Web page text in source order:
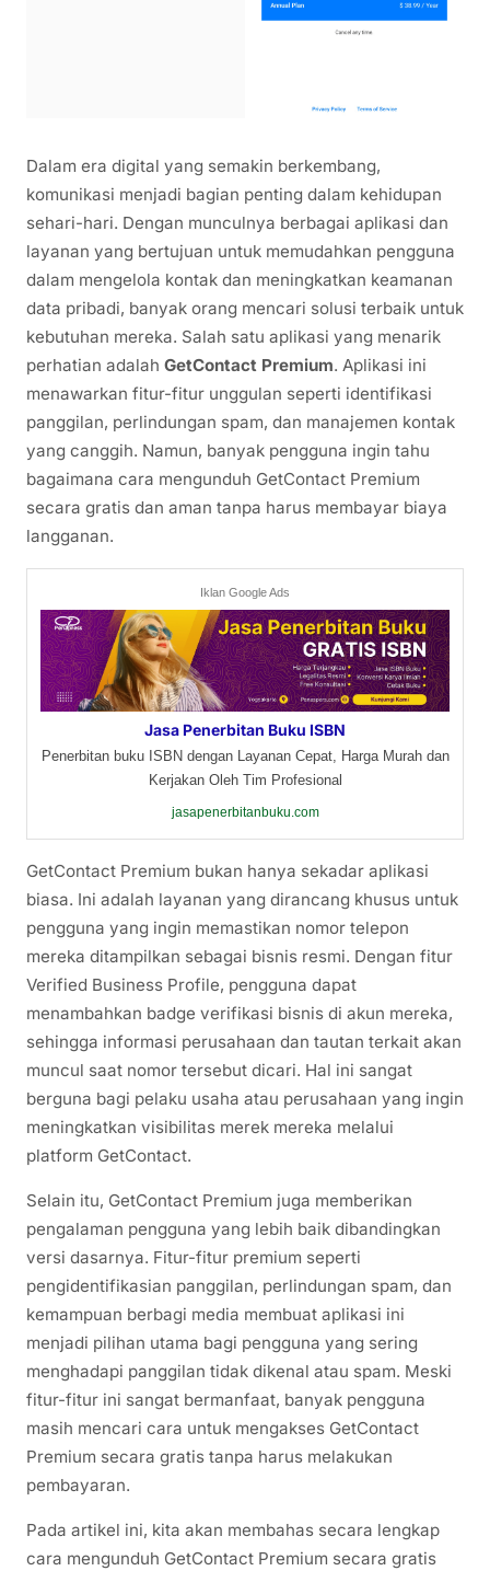
Dalam era digital yang semakin berkembang,
komunikasi menjadi bagian penting dalam kehidupan
sehari-hari. Dengan munculnya berbagai aplikasi dan
layanan yang bertujuan untuk memudahkan pengguna
dalam mengelola kontak dan meningkatkan keamanan
data pribadi, banyak orang mencari solusi terbaik untuk
kebutuhan mereka. Salah satu aplikasi yang menarik
perhatian adalah GetContact Premium. Aplikasi ini
menawarkan fitur-fitur unggulan seperti identifikasi
panggilan, perlindungan spam, dan manajemen kontak
yang canggih. Namun, banyak pengguna ingin tahu
bagaimana cara mengunduh GetContact Premium
secara gratis dan aman tanpa harus membayar biaya
langganan.
Iklan Google Ads
Jasa Penerbitan Buku ISBN
Penerbitan buku ISBN dengan Layanan Cepat, Harga Murah dan
Kerjakan Oleh Tim Profesional
jasapenerbitanbuku.com
GetContact Premium bukan hanya sekadar aplikasi
biasa. Ini adalah layanan yang dirancang khusus untuk
pengguna yang ingin memastikan nomor telepon
mereka ditampilkan sebagai bisnis resmi. Dengan fitur
Verified Business Profile, pengguna dapat
menambahkan badge verifikasi bisnis di akun mereka,
sehingga informasi perusahaan dan tautan terkait akan
muncul saat nomor tersebut dicari. Hal ini sangat
berguna bagi pelaku usaha atau perusahaan yang ingin
meningkatkan visibilitas merek mereka melalui
platform GetContact.
Selain itu, GetContact Premium juga memberikan
pengalaman pengguna yang lebih baik dibandingkan
versi dasarnya. Fitur-fitur premium seperti
pengidentifikasian panggilan, perlindungan spam, dan
kemampuan berbagi media membuat aplikasi ini
menjadi pilihan utama bagi pengguna yang sering
menghadapi panggilan tidak dikenal atau spam. Meski
fitur-fitur ini sangat bermanfaat, banyak pengguna
masih mencari cara untuk mengakses GetContact
Premium secara gratis tanpa harus melakukan
pembayaran.
Pada artikel ini, kita akan membahas secara lengkap
cara mengunduh GetContact Premium secara gratis